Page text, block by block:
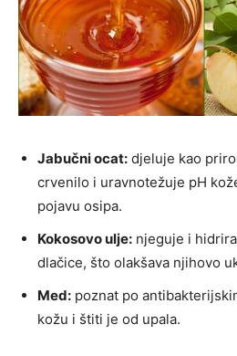
Jabučni ocat: djeluje kao
crvenilo i uravnotežuje pH
pojavu osipa.
Kokosovo ulje: njeguje i
dlačice, što olakšava njihovo
Med: poznat po
kožu i štiti je od upala.